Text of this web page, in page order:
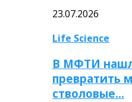
23.07.2026
Life Science
В МФТИ
превратить
стволовые…